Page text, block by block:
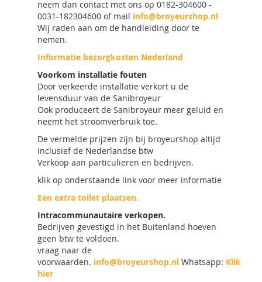
neem dan contact met ons op 0182-304600 -
0031-182304600 of mail info@broyeurshop.nl
Wij raden aan om de handleiding door te
nemen.
Informatie bezorgkosten Nederland
Voorkom installatie fouten
Door verkeerde installatie verkort u de
levensduur van de Sanibroyeur
Ook produceert de Sanibroyeur meer geluid en
neemt het stroomverbruik toe.
De vermelde prijzen zijn bij broyeurshop altijd
inclusief de Nederlandse btw
Verkoop aan particulieren en bedrijven.
klik op onderstaande link voor meer informatie
Een extra toilet plaatsen.
Intracommunautaire verkopen.
Bedrijven gevestigd in het Buitenland hoeven
geen btw te voldoen.
vraag naar de
voorwaarden. info@broyeurshop.nl Whatsapp: Klik
hier